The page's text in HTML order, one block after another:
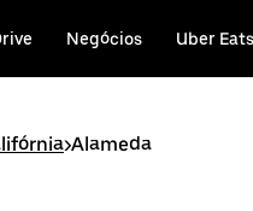
Negócios Uber Eats
>Alameda